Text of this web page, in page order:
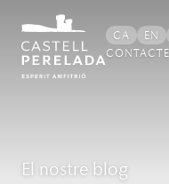
CA EN
CONTACTE
El nostre blog